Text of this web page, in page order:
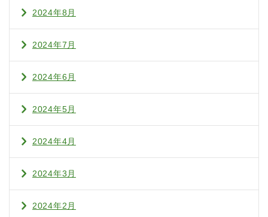
2024年8月
2024年7月
2024年6月
2024年5月
2024年4月
2024年3月
2024年2月